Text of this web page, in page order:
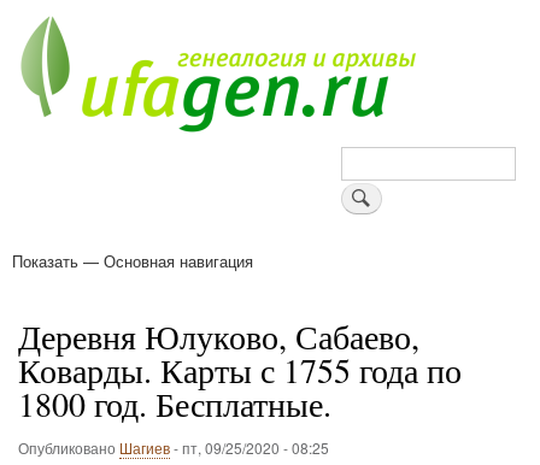
основному
содержанию
Поиск
Основная
Показать — Основная навигация
Деревня Юлуково, Сабаево,
Коварды. Карты с 1755 года по
1800 год. Бесплатные.
Опубликовано Шагиев-пт, 09/25/2020 - 08:25